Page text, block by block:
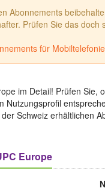
Abonnements
Prüfen Sie das doch
für Mobiltelefonie
im Detail! Prüfen Sie,
Nutzungsprofil
Schweiz erhältlichen
Europe